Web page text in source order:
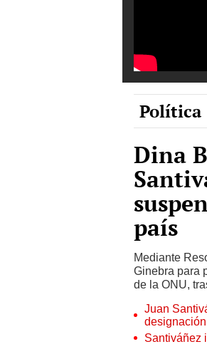
Política
Dina
país
Mediante
Ginebra para
de la ONU,
Juan
Santiváñez